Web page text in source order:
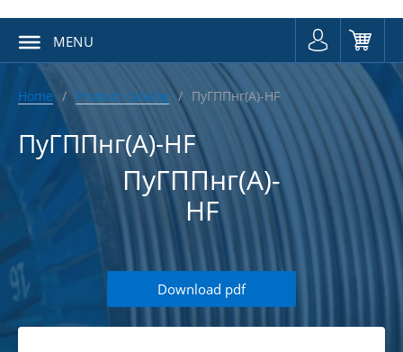
MENU
Home Product catalog ПуГППнг(А)-HF
ПуГППнг(А)-HF
ПуГППнг(А)-
HF
Download pdf